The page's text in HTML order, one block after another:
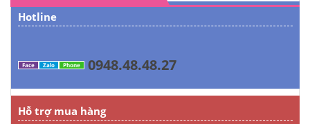
Hotline
Face Zalo Phone 0948.48.48.27
Hỗ trợ mua hàng